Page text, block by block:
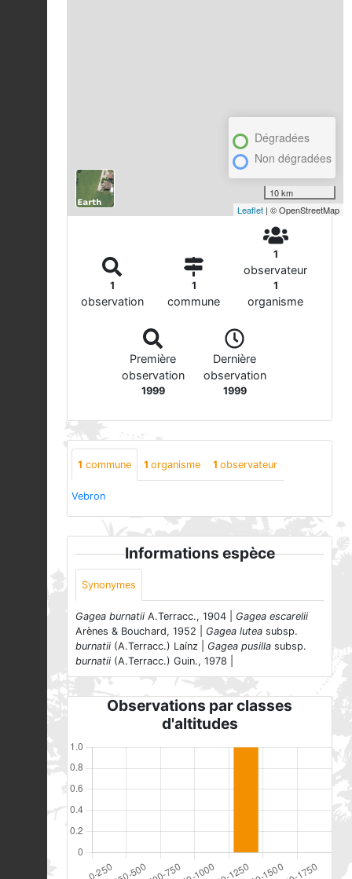
Dégradées
Non dégradées
10 km
Leaflet | © OpenStreetMap
1
observation
1
commune
1
observateur
1
organisme
Première
observation
1999
Dernière
observation
1999
1 commune 1 organisme 1 observateur
Vebron
Informations espèce
Synonymes
Gagea burnatii A.Terracc., 1904 | Gagea escarelii
Arènes & Bouchard, 1952 | Gagea lutea subsp.
burnatii (A.Terracc.) Laínz | Gagea pusilla subsp.
burnatii (A.Terracc.) Guin., 1978 |
Observations par classes
d'altitudes